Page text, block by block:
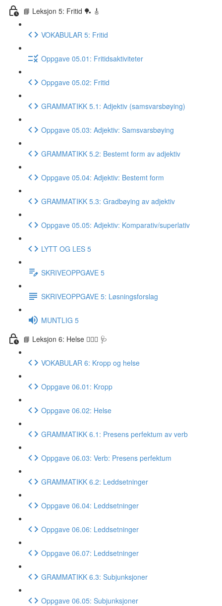
📘 Leksjon 5: Fritid 🏓 🎸
VOKABULAR 5: Fritid
Oppgave 05.01: Fritidsaktiviteter
Oppgave 05.02: Fritid
GRAMMATIKK 5.1: Adjektiv (samsvarsbøying)
Oppgave 05.03: Adjektiv: Samsvarsbøying
GRAMMATIKK 5.2: Bestemt form av adjektiv
Oppgave 05.04: Adjektiv: Bestemt form
GRAMMATIKK 5.3: Gradbøying av adjektiv
Oppgave 05.05: Adjektiv: Komparativ/superlativ
LYTT OG LES 5
SKRIVEOPPGAVE 5
SKRIVEOPPGAVE 5: Løsningsforslag
MUNTLIG 5
📘 Leksjon 6: Helse 🏃🏻‍♀️ 🩺
VOKABULAR 6: Kropp og helse
Oppgave 06.01: Kropp
Oppgave 06.02: Helse
GRAMMATIKK 6.1: Presens perfektum av verb
Oppgave 06.03: Verb: Presens perfektum
GRAMMATIKK 6.2: Leddsetninger
Oppgave 06.04: Leddsetninger
Oppgave 06.06: Leddsetninger
Oppgave 06.07: Leddsetninger
GRAMMATIKK 6.3: Subjunksjoner
Oppgave 06.05: Subjunksjoner